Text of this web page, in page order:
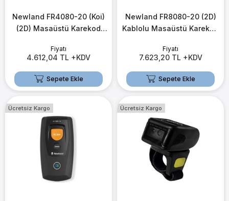
Newland FR4080-20 (Koi)
(2D) Masaüstü Karekod
Fiyatı
4.612,04 TL +KDV
Sepete Ekle
Newland FR8080-20 (2D)
Kablolu Masaüstü Karekod
Fiyatı
7.623,20 TL +KDV
Sepete Ekle
Ücretsiz Kargo Ücretsiz Kargo